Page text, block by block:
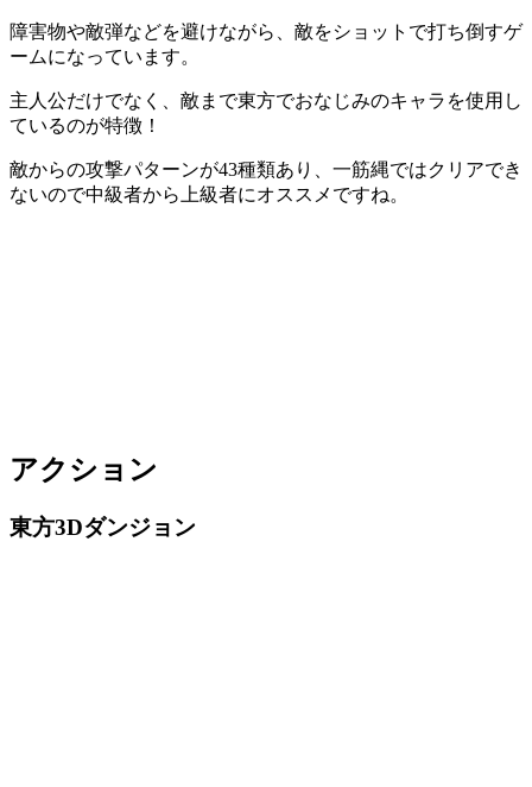
障害物や敵弾などを避けながら、敵をショットで打ち倒すゲ
ームになっています。
主人公だけでなく、敵まで東方でおなじみのキャラを使用し
ているのが特徴！
敵からの攻撃パターンが43種類あり、一筋縄ではクリアでき
ないので中級者から上級者にオススメですね。
アクション
東方3Dダンジョン